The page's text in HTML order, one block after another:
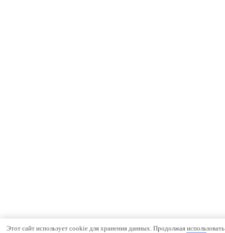
Этот сайт использует cookie для хранения данных. Продолжая